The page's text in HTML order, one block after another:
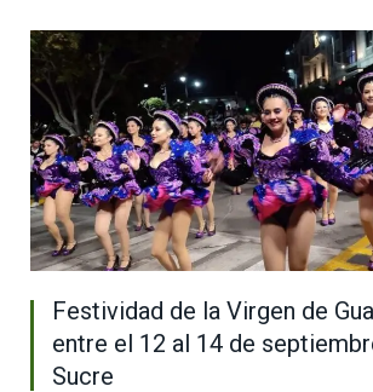
Festividad de la Virgen de
entre el 12 al 14 de
Sucre